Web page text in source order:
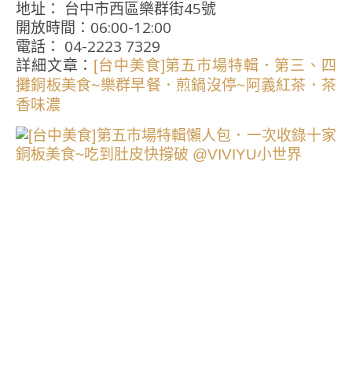
地址： 台中市西區樂群街45號
開放時間：06:00-12:00
電話： 04-2223 7329
詳細文章： [台中美食]第五市場特輯．第三、四
攤銅板美食~樂群早餐．煎鍋沒停~阿義紅茶．茶
香味濃